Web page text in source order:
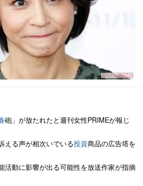
砲」が放たれたと週刊女性PRIMEが報じ
える声が相次いでいる投資商品の広告塔を
活動に影響が出る可能性を放送作家が指摘